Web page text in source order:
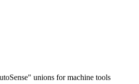
unions for machine tools